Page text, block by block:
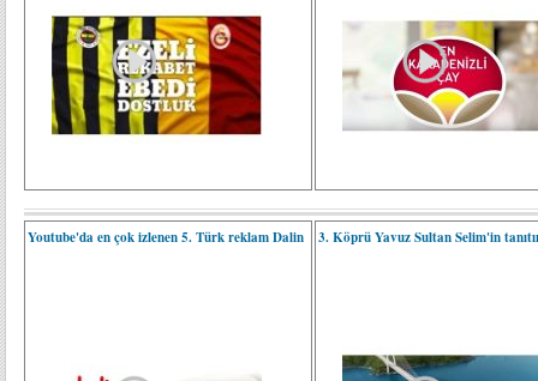
Youtube'da en çok izlenen 5. Türk reklam Dalin 3. Köprü Yavuz Sultan Selim'in